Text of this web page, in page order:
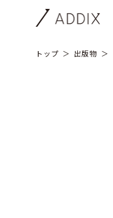
トップ 出版物